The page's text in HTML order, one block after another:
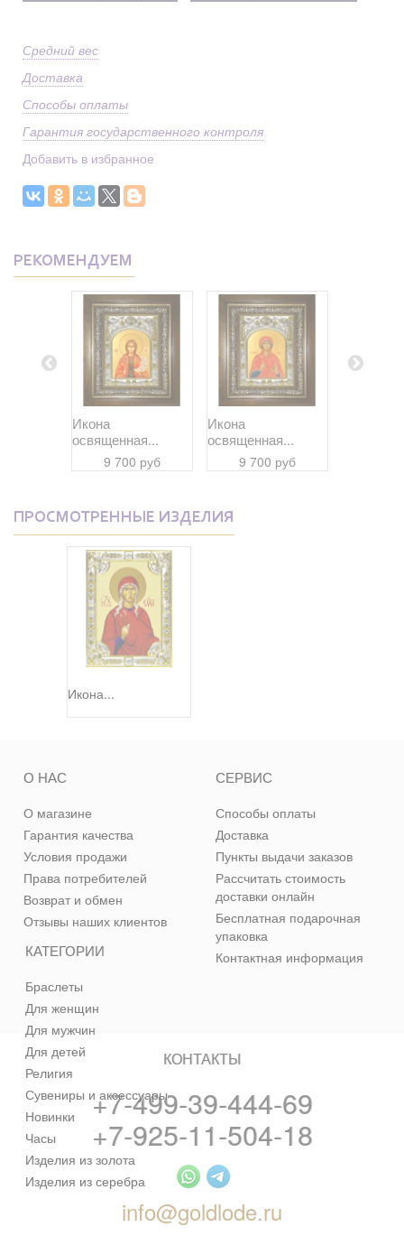
Средний вес
Доставка
Способы оплаты
Гарантия государственного контроля
Добавить в избранное
РЕКОМЕНДУЕМ
Икона
освященная...
9 700 руб
Икона
освященная...
9 700 руб
ПРОСМОТРЕННЫЕ ИЗДЕЛИЯ
Икона...
КАТЕГОРИИ
Браслеты
Для женщин
Для мужчин
Для детей
Религия
Сувениры и аксессуары
Новинки
Часы
Изделия из золота
Изделия из серебра
О НАС
О магазине
Гарантия качества
Условия продажи
Права потребителей
Возврат и обмен
Отзывы наших клиентов
СЕРВИС
Способы оплаты
Доставка
Пункты выдачи заказов
Рассчитать стоимость
доставки онлайн
Бесплатная подарочная
упаковка
Контактная информация
КОНТАКТЫ
+7-499-39-444-69
+7-925-11-504-18
info@goldlode.ru